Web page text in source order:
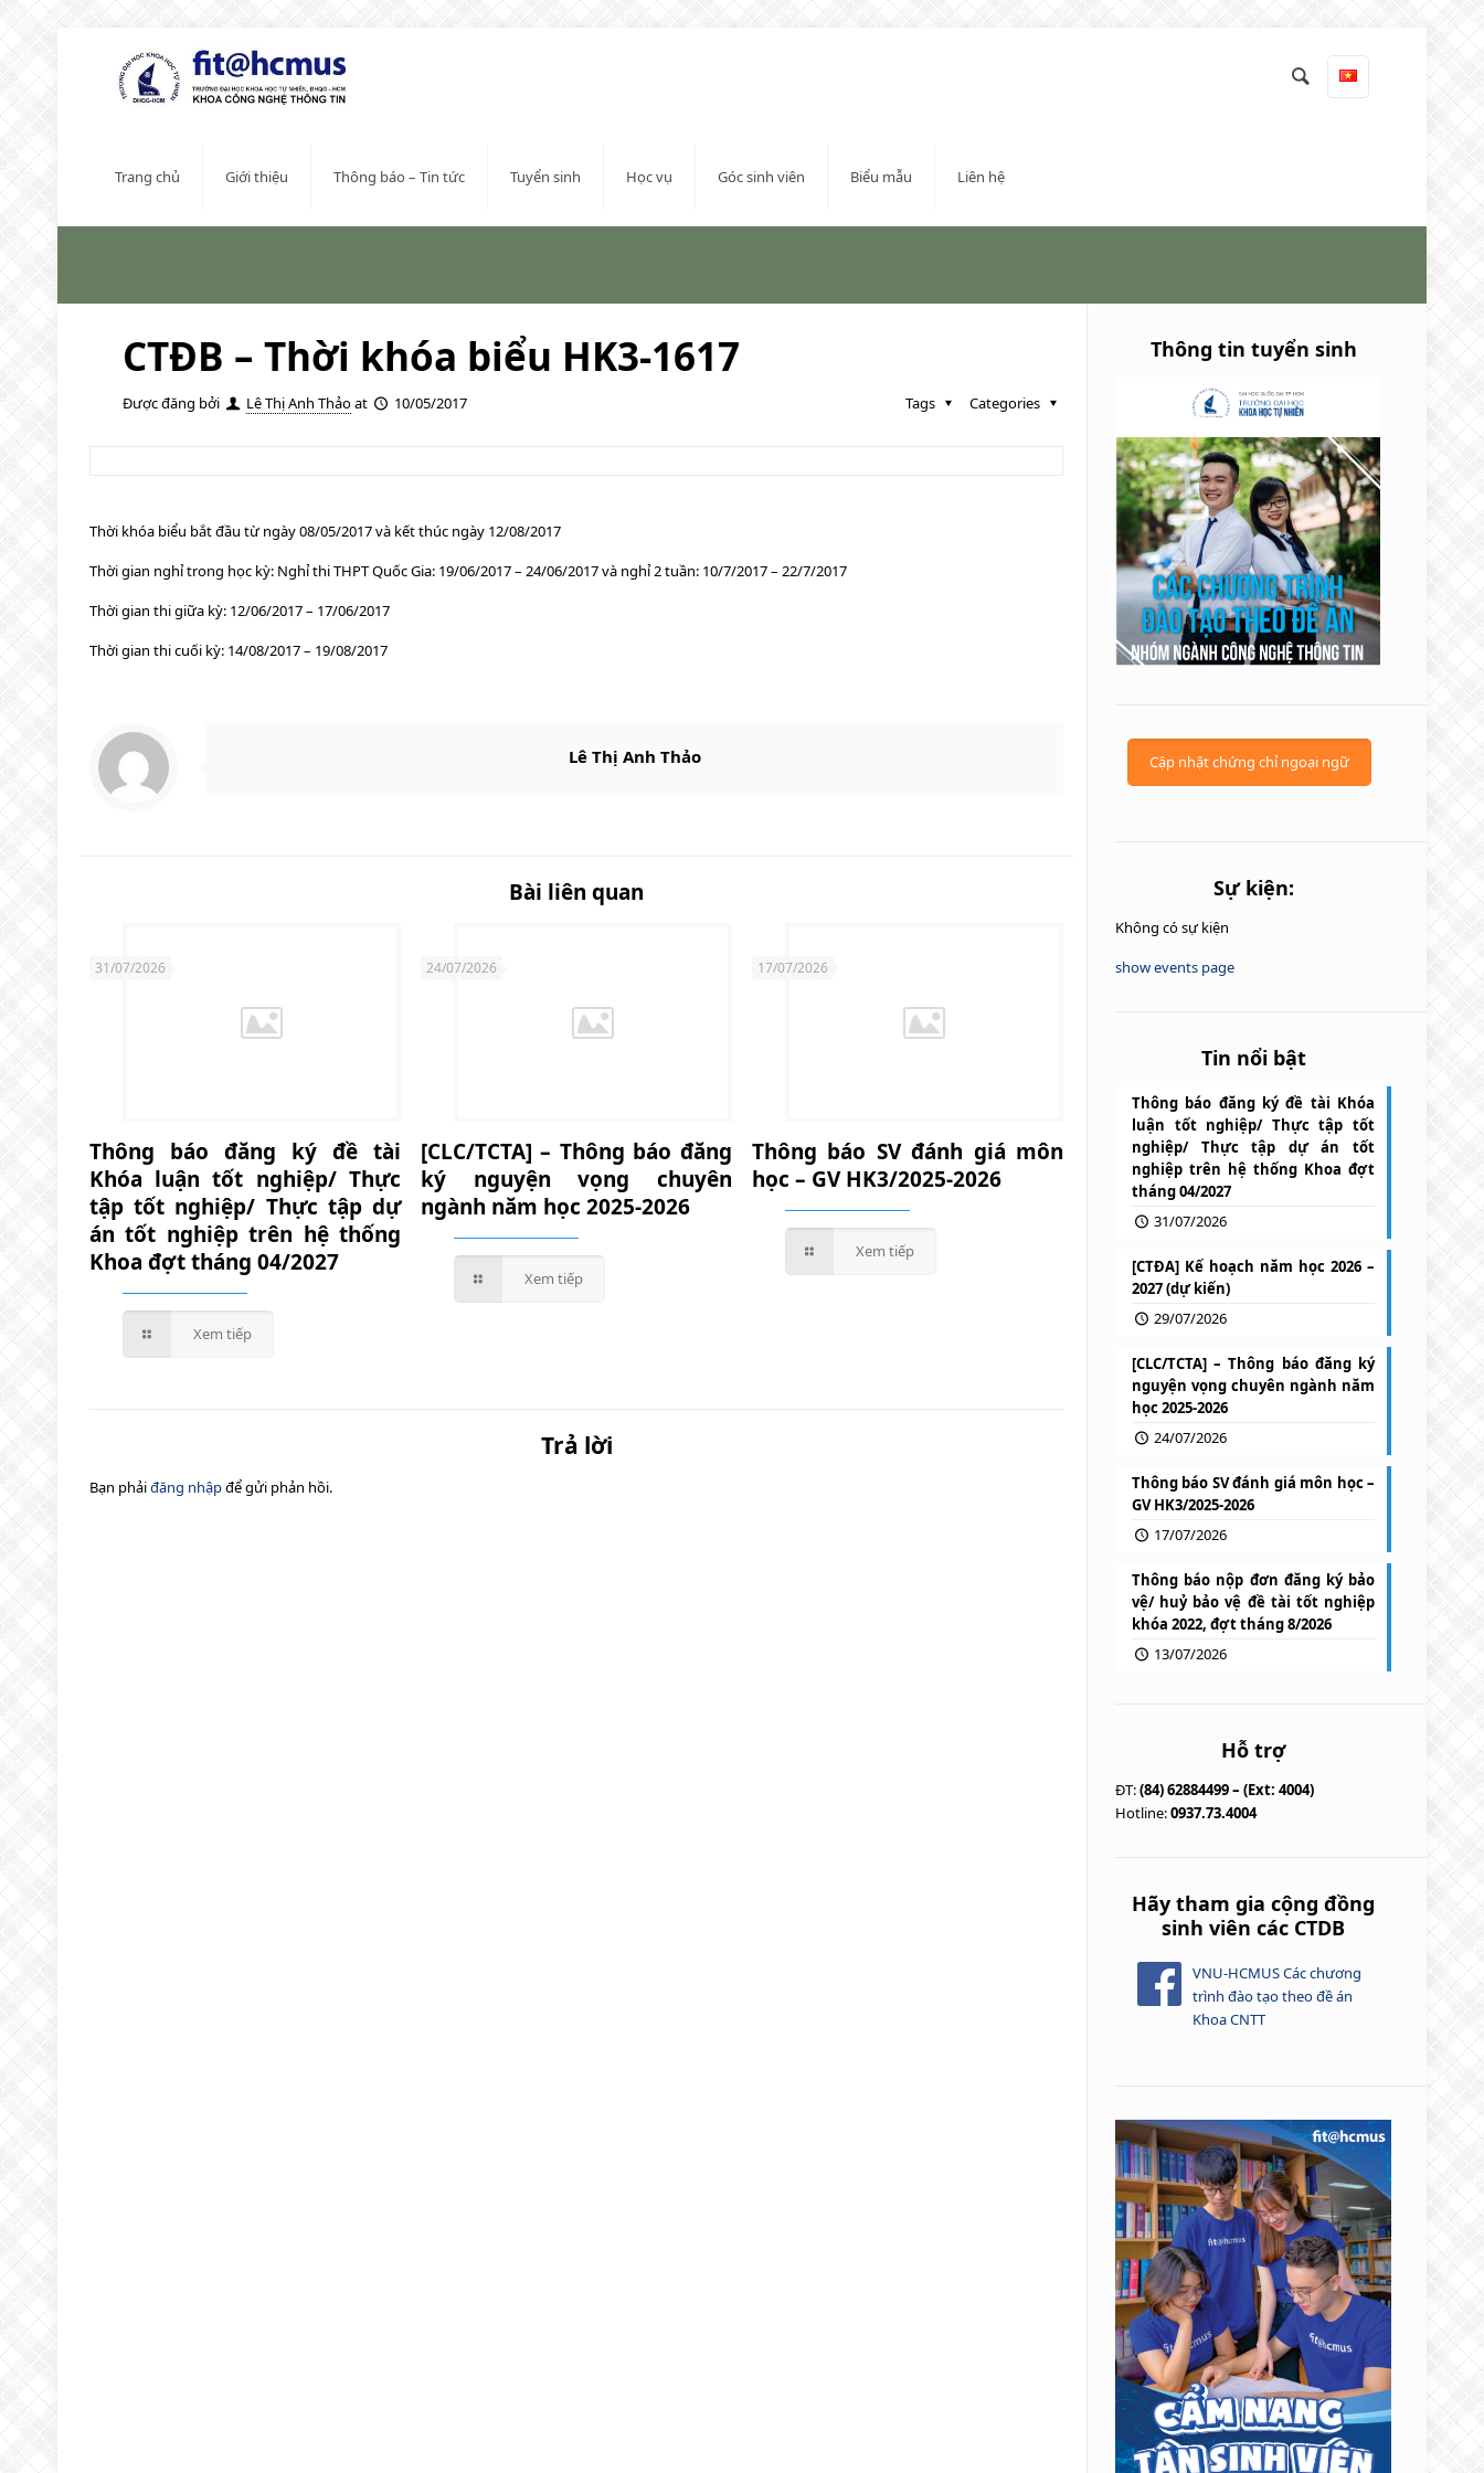
Trang chủ Giới thiệu Thông báo – Tin tức Tuyển sinh Học vụ Góc sinh viên Biểu mẫu Liên hệ
CTĐB – Thời khóa biểu HK3-1617
Được đăng bởi Lê Thị Anh Thảoat 10/05/2017 Categories
Tags
Thời khóa biểu bắt đầu từ ngày 08/05/2017 và kết thúc ngày 12/08/2017
Thời gian nghỉ trong học kỳ: Nghỉ thi THPT Quốc Gia: 19/06/2017 – 24/06/2017 và nghỉ 2 tuần: 10/7/2017 – 22/7/2017
Thời gian thi giữa kỳ: 12/06/2017 – 17/06/2017
Thời gian thi cuối kỳ: 14/08/2017 – 19/08/2017
Lê Thị Anh Thảo
Bài liên quan
31/07/2026
Thông báo đăng ký đề tài
Khóa luận tốt nghiệp/ Thực
tập tốt nghiệp/ Thực tập dự
án tốt nghiệp trên hệ thống
Khoa đợt tháng 04/2027
Xem tiếp
24/07/2026
[CLC/TCTA] – Thông báo đăng
ký nguyện vọng chuyên
ngành năm học 2025-2026
Xem tiếp
17/07/2026
Thông báo SV đánh giá môn
học – GV HK3/2025-2026
Xem tiếp
Trả lời
Bạn phảiđăng nhậpđể gửi phản hồi.
Thông tin tuyển sinh
Cập nhật chứng chỉ ngoại ngữ
Sự kiện:
Không có sự kiện
show events page
Tin nổi bật
Thông báo đăng ký đề tài Khóa
luận tốt nghiệp/ Thực tập tốt
nghiệp/ Thực tập dự án tốt
nghiệp trên hệ thống Khoa đợt
tháng 04/2027
31/07/2026
[CTĐA] Kế hoạch năm học 2026 –
2027 (dự kiến)
29/07/2026
[CLC/TCTA] – Thông báo đăng ký
nguyện vọng chuyên ngành năm
học 2025-2026
24/07/2026
Thông báo SV đánh giá môn học –
GV HK3/2025-2026
17/07/2026
Thông báo nộp đơn đăng ký bảo
vệ/ huỷ bảo vệ đề tài tốt nghiệp
khóa 2022, đợt tháng 8/2026
13/07/2026
Hỗ trợ
ĐT:(84) 62884499 – (Ext: 4004)
Hotline:0937.73.4004
Hãy tham gia cộng đồng
sinh viên các CTDB
VNU-HCMUS Các chương
trình đào tạo theo đề án
Khoa CNTT